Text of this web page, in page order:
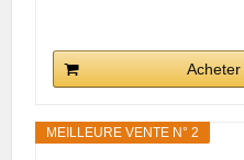
MEILLEURE VENTE N° 2